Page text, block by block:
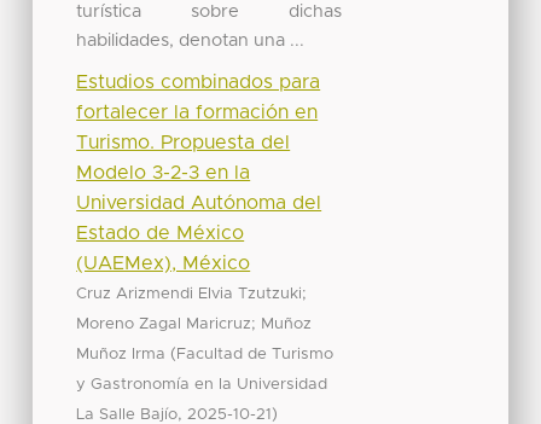
turística sobre dichas
habilidades, denotan una ...
Estudios combinados para
fortalecer la formación en
Turismo. Propuesta del
Modelo 3-2-3 en la
Universidad Autónoma del
Estado de México
(UAEMex), México
Cruz Arizmendi Elvia Tzutzuki;
Moreno Zagal Maricruz; Muñoz
Muñoz Irma ( Facultad de Turismo
y Gastronomía en la Universidad
La Salle Bajío, 2025-10-21 )